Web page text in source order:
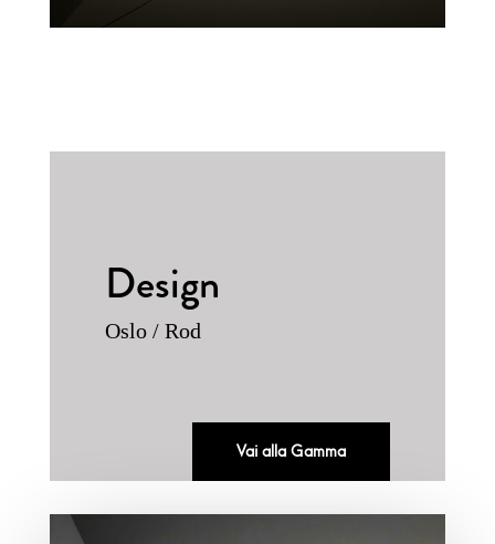
Design
Oslo / Rod
Vai alla Gamma